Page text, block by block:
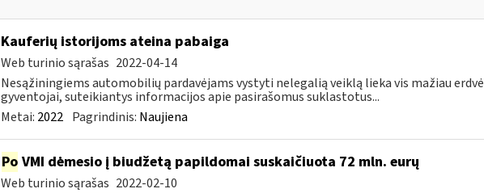
Kauferių istorijoms ateina pabaiga
Web turinio sąrašas 2022-04-14
Nesąžiningiems automobilių pardavėjams vystyti nelegalią veiklą lieka vis mažiau
gyventojai, suteikiantys informacijos apie pasirašomus suklastotus...
Metai: 2022 Pagrindinis: Naujiena
Po VMI dėmesio į biudžetą papildomai suskaičiuota 72 mln. eurų
Web turinio sąrašas 2022-02-10